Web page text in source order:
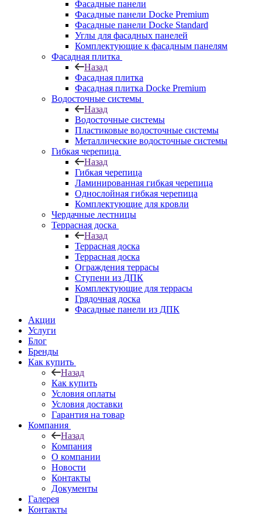
Фасадные панели
Фасадные панели Docke Premium
Фасадные панели Docke Standard
Углы для фасадных панелей
Комплектующие к фасадным панелям
Фасадная плитка
Назад
Фасадная плитка
Фасадная плитка Docke Premium
Водосточные системы
Назад
Водосточные системы
Пластиковые водосточные системы
Металлические водосточные системы
Гибкая черепица
Назад
Гибкая черепица
Ламинированная гибкая черепица
Однослойная гибкая черепица
Комплектующие для кровли
Чердачные лестницы
Террасная доска
Назад
Террасная доска
Террасная доска
Ограждения террасы
Ступени из ДПК
Комплектующие для террасы
Грядочная доска
Фасадные панели из ДПК
Акции
Услуги
Блог
Бренды
Как купить
Назад
Как купить
Условия оплаты
Условия доставки
Гарантия на товар
Компания
Назад
Компания
О компании
Новости
Контакты
Документы
Галерея
Контакты